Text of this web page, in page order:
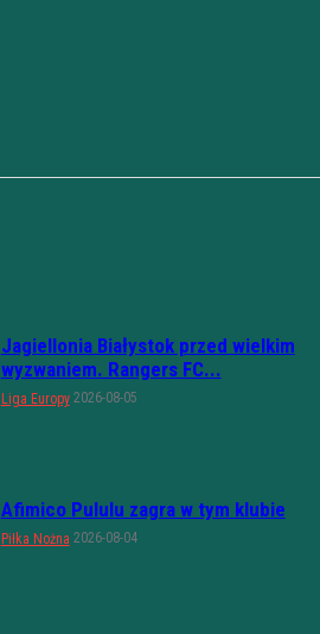
Jagiellonia Białystok przed wielkim
wyzwaniem. Rangers FC...
Liga Europy 2026-08-05
Afimico Pululu zagra w tym klubie
Piłka Nożna 2026-08-04